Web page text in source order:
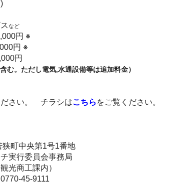
など
円 ※
円 ※
円
む。ただし電気,水通設備等は追加料金）
ださい。 チラシはこちら をご覧ください。
町中央第1号1番地
行委員会事務局
課内）
45-9111